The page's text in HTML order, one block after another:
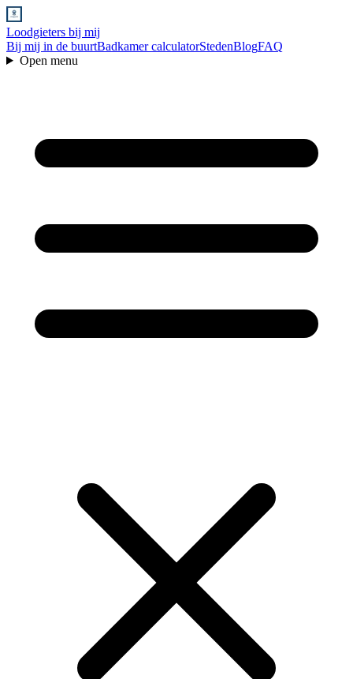
Loodgieters bij mij
Bij mij in de buurtBadkamer calculatorStedenBlogFAQ
Open menu